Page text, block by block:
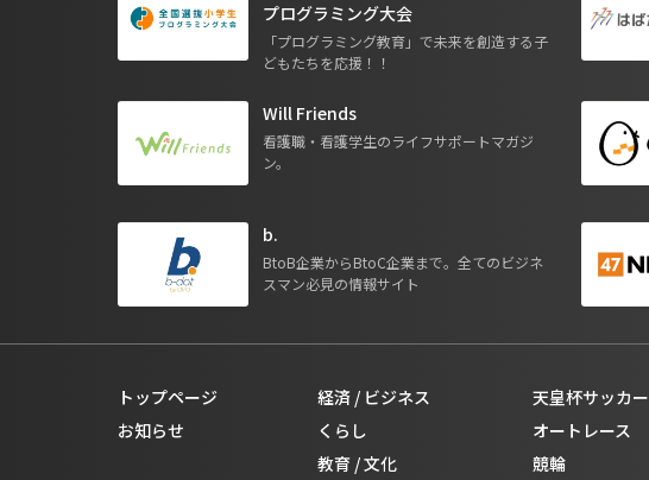
プログラミング大会
「プログラミング教育」で未来を創造する子
どもたちを応援！！
Will Friends
看護職・看護学生のライフサポートマガジ
ン。
b.
BtoB企業からBtoC企業まで。全てのビジネ
スマン必見の情報サイト
トップページ
お知らせ
経済 / ビジネス
くらし
教育 / 文化
天皇杯サッカー
オートレース
競輪